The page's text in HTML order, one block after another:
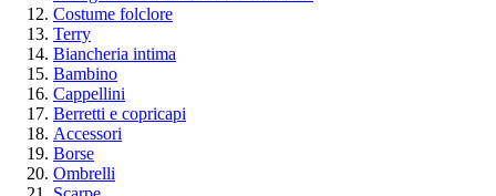
Costume folclore
Terry
Biancheria intima
Bambino
Cappellini
Berretti e copricapi
Accessori
Borse
Ombrelli